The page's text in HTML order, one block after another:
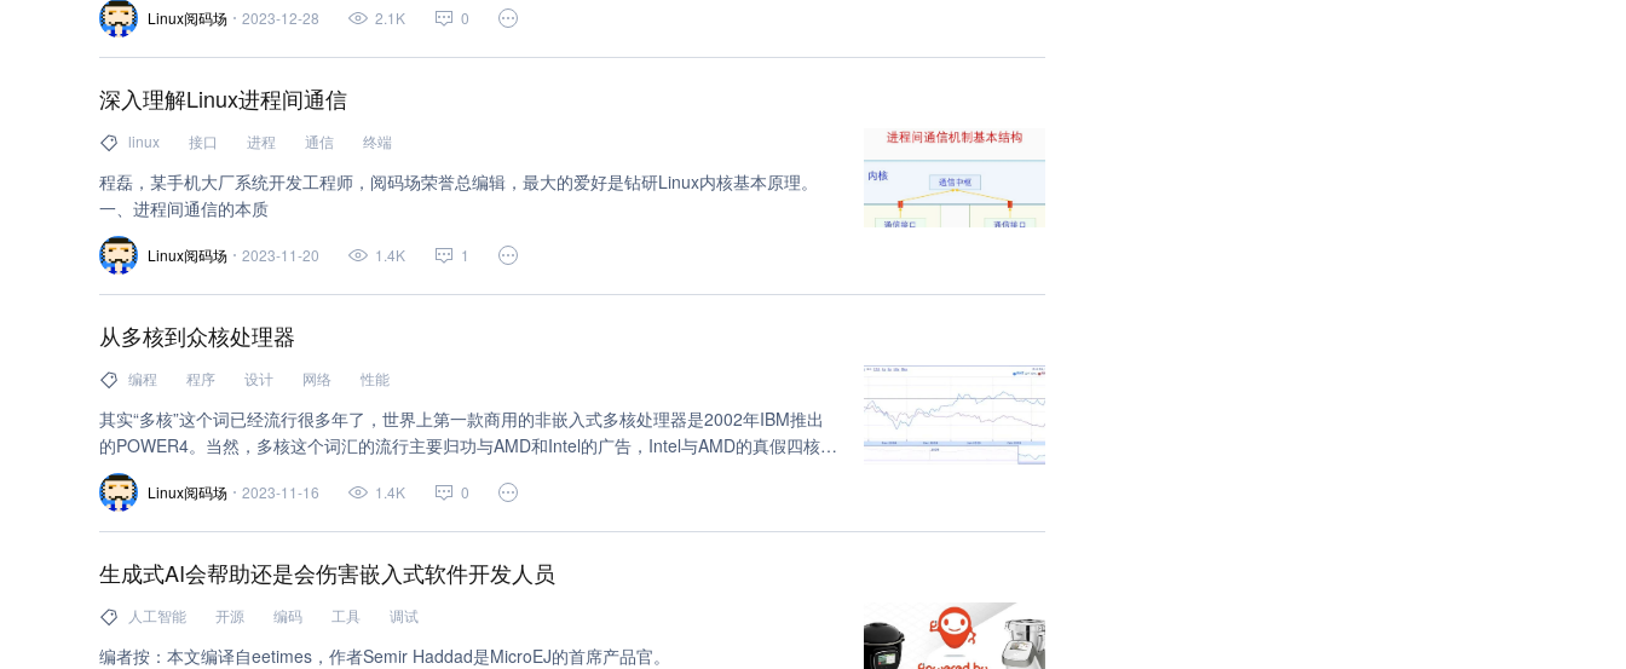
io (1)
ld (1) load (1)
mask (1)
min (1) mkdir (1)
performance (1)
pipeline (1) pool (1) proc (1)
scale (1)
产品 (1)
定时器 (1)
监控 (1)
监控工具 (1) 脚本 (1)
设计 (1)
实践 (1) 调试 (1) 通信 (1)
文件系统 (1)
线程 (1)
性能优化 (1) 优化 (1)
终端 (1)
Linux阅码场 2023-12-28 2.1K 0
深入理解Linux进程间通信
linux 接口 进程 通信 终端
程磊，某手机大厂系统开发工程师，阅码场荣誉总编辑，最大的爱好是钻研Linux内核基本原理。
一、进程间通信的本质
Linux阅码场 2023-11-20 1.4K 1
从多核到众核处理器
编程 程序 设计 网络 性能
其实“多核”这个词已经流行很多年了，世界上第一款商用的非嵌入式多核处理器是2002年IBM推出
的POWER4。当然，多核这个词汇的流行主要归功与AMD和Intel的广告，Intel与AMD的真假四核之
争，以及如今的电脑芯片市场上全是多核处理器的事实。接下来，学术界的研究人员开始讨论未来
成百上千核的处理器了。有一个与多核匹配的词叫片上网络（Networks on Chip），讲的是多核里
的网络式互连结构，甚至有人预测未来将互连网集成到片上这种概念了。当然，这样的名词是很吸
及多核系统的挑战。
Linux阅码场 2023-11-16 1.4K 0
生成式AI会帮助还是会伤害嵌入式软件开发人员
人工智能 开源 编码 工具 调试
编者按：本文编译自eetimes，作者Semir Haddad是MicroEJ的首席产品官。